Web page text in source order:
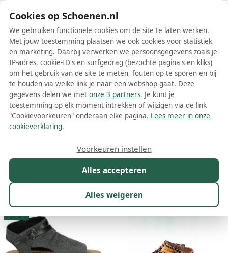
Schoenen.nl
Wis filters Alle filters
Blowfish Malibu damesschoenen
Meer lezen
Kleur Prijs
76 resultaten:
12%
Cookies op Schoenen.nl
We gebruiken functionele cookies om de site te laten werken.
Met jouw toestemming plaatsen we ook cookies voor statistiek
en marketing. Daarbij verwerken we persoonsgegevens zoals je
IP-adres, cookie-ID's en surfgedrag (bezochte pagina's en kliks)
om het gebruik van de site te meten, fouten op te sporen en bij
te houden via welke link je naar een webshop gaat. Deze
gegevens delen we met onze 3 partners. Je kunt je
toestemming op elk moment intrekken of wijzigen via de link
"Cookievoorkeuren" onderaan elke pagina. Lees meer in onze
cookieverklaring.
Alles accepteren
Alles weigeren
Voorkeuren instellen